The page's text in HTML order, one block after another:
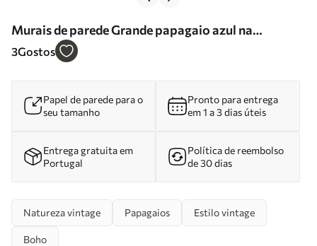
Murais de parede Grande papagaio azul na
bananeira com textura de concreto grunge Nr.
3Gostos
Papel de parede para o
seu tamanho
Pronto para entrega
em 1 a 3 dias úteis
Entrega gratuita em
Portugal
Política de reembolso
de 30 dias
Natureza vintage Papagaios Estilo vintage
Boho